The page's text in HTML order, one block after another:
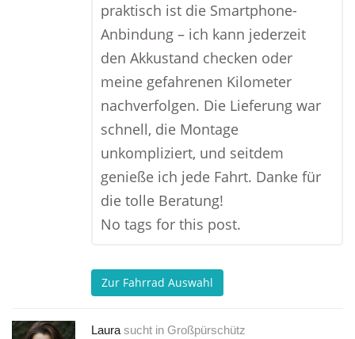
praktisch ist die Smartphone-
Anbindung – ich kann jederzeit
den Akkustand checken oder
meine gefahrenen Kilometer
nachverfolgen. Die Lieferung war
schnell, die Montage
unkompliziert, und seitdem
genieße ich jede Fahrt. Danke für
die tolle Beratung!
No tags for this post.
Zur Fahrrad Auswahl
Laura sucht in Großpürschütz